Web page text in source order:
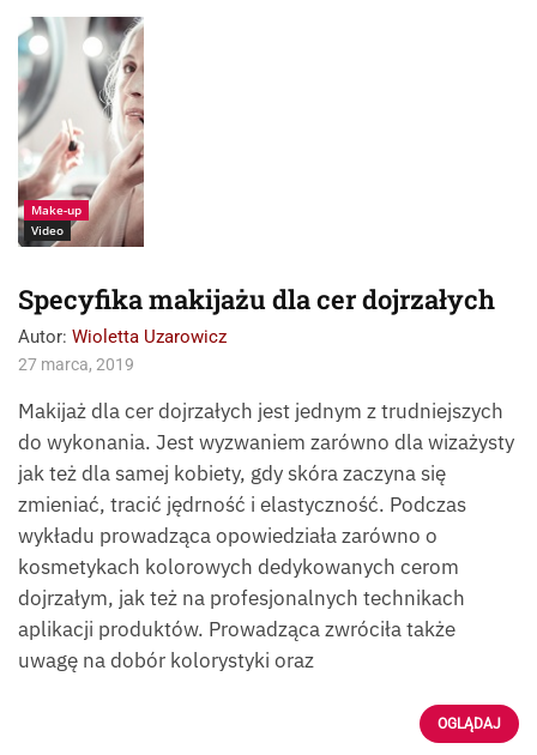
Źródło:
Fotolia_199093220_
Viacheslav_Iakobchu
k
Make-up
Video
Specyfika makijażu dla cer dojrzałych
Autor: Wioletta Uzarowicz
27 marca, 2019
Makijaż dla cer dojrzałych jest jednym z trudniejszych
do wykonania. Jest wyzwaniem zarówno dla wizażysty
jak też dla samej kobiety, gdy skóra zaczyna się
zmieniać, tracić jędrność i elastyczność. Podczas
wykładu prowadząca opowiedziała zarówno o
kosmetykach kolorowych dedykowanych cerom
dojrzałym, jak też na profesjonalnych technikach
aplikacji produktów. Prowadząca zwróciła także
uwagę na dobór kolorystyki oraz
OGLĄDAJ